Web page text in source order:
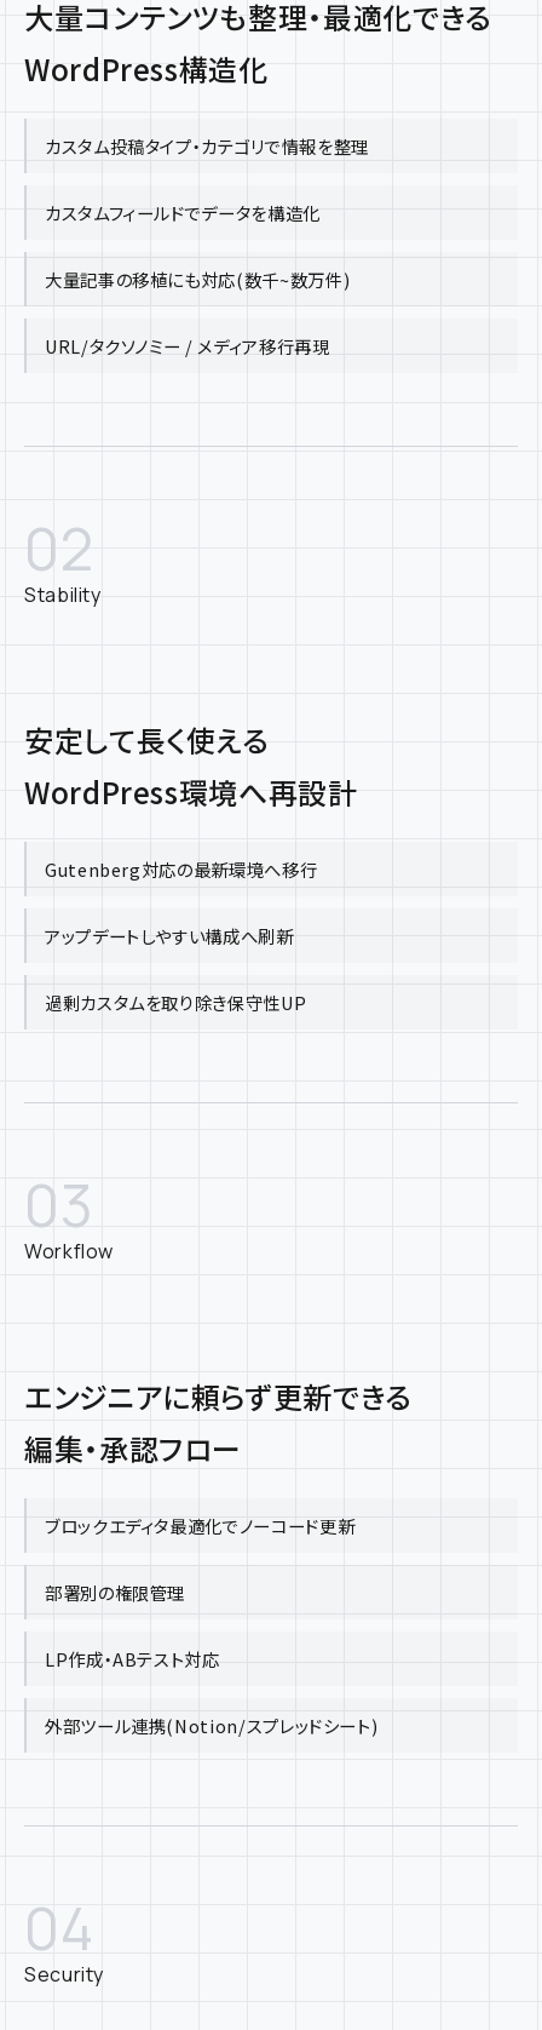
大量コンテンツも整理・最適化できる
WordPress構造化
カスタム投稿タイプ・カテゴリで情報を整理
カスタムフィールドでデータを構造化
大量記事の移植にも対応(数千~数万件)
URL/タクソノミー / メディア移行再現
02
Stability
安定して長く使える
WordPress環境へ再設計
Gutenberg対応の最新環境へ移行
アップデートしやすい構成へ刷新
過剰カスタムを取り除き保守性UP
03
Workflow
エンジニアに頼らず更新できる
編集・承認フロー
ブロックエディタ最適化でノーコード更新
部署別の権限管理
LP作成・ABテスト対応
外部ツール連携(Notion/スプレッドシート)
04
Security